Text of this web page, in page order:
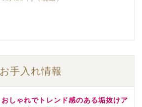
お手入れ情報
おしゃれでトレンド感のある垢抜けア